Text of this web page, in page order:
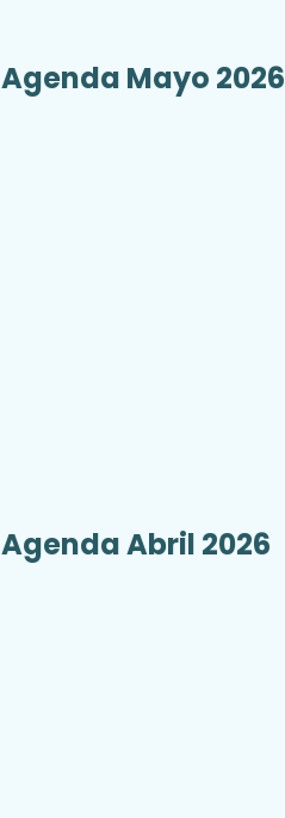
Agenda Mayo 2026
Agenda Abril 2026